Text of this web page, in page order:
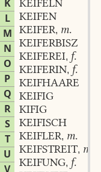
K
L
M
N
O
P
Q
R
S
T
U
KEIFELN
KEIFEN
KEIFER, m.
KEIFERBISZ
KEIFEREI, f.
KEIFERIN, f.
KEIFHAARE
KEIFIG
KIFIG
KEIFISCH
KEIFLER, m.
KEIFSTREIT, m.
KEIFUNG, f.